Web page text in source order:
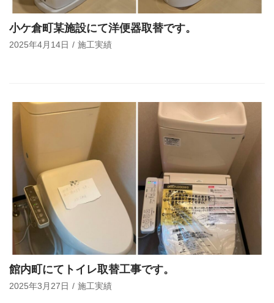
小ケ倉町某施設にて洋便器取替です。
2025年4月14日 施工実績
館内町にてトイレ取替工事です。
2025年3月27日 施工実績